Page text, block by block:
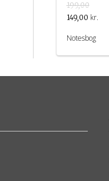
199,00
149,00 kr.
Notesbog